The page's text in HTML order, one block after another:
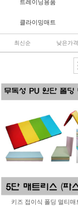
트레이닝용품
클라이밍매트
최신순 낮은가격
키즈 접이식 폴딩 멀티매